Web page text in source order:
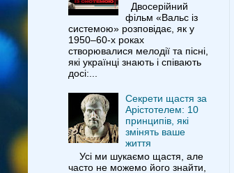
Двосерійний
фільм «Вальс із
системою» розповідає, як у
1950–60-х роках
створювалися мелодії та пісні,
які українці знають і співають
досі:...
Секрети щастя за
Арістотелем: 10
принципів, які
змінять ваше
життя
Усі ми шукаємо щастя, але
часто не можемо його знайти,